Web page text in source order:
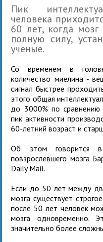
Пик
человека
60 лет, когда
полную силу,
ученые.
Со временем в
количество миелина -
сигнал быстрее
этого общая
до 3000% по сравнению
пик активности
60-летний возраст и
Об этом говорится в
повзрослевшего мозга
Daily Mail.
Если до 50 лет между
мозга существует
после 50 лет человек
мозга одновременно.
значительно более